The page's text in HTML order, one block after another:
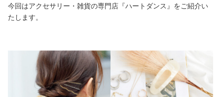
今回はアクセサリー・雑貨の専門店『ハートダンス』をご紹介い
たします。